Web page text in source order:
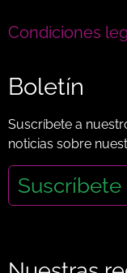
Condiciones
Boletín
Suscríbete a
noticias sobre
Suscríbete